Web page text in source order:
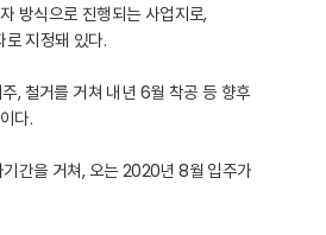
방식으로 진행되는 사업지로,
지정돼 있다.
, 철거를 거쳐 내년 6월 착공 등 향후
다.
간을 거쳐, 오는 2020년 8월 입주가